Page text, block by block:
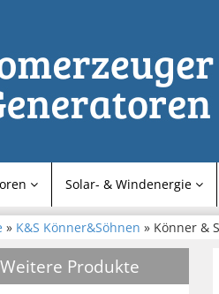
Solar- & Windenergie
» K&S Könner&Söhnen » Könner &
Weitere Produkte